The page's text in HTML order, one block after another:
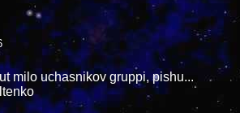
milo uchasnikov gruppi, pishu...